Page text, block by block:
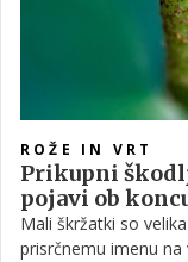
ROŽE IN VRT
Prikupni
pojavi ob
Mali škržatki so
prisrčnemu imenu